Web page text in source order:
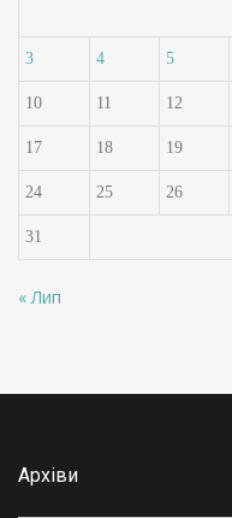
3 4 5
10 11 12
17 18 19
24 25 26
31
« Лип
Архіви